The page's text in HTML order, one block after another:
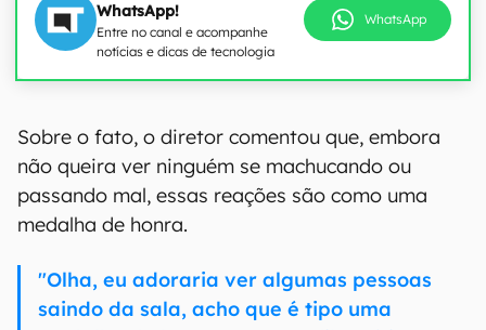
WhatsApp!
Entre no canal e acompanhe
notícias e dicas de tecnologia
WhatsApp
Sobre o fato, o diretor comentou que, embora
não queira ver ninguém se machucando ou
passando mal, essas reações são como uma
medalha de honra.
"Olha, eu adoraria ver algumas pessoas
saindo da sala, acho que é tipo uma